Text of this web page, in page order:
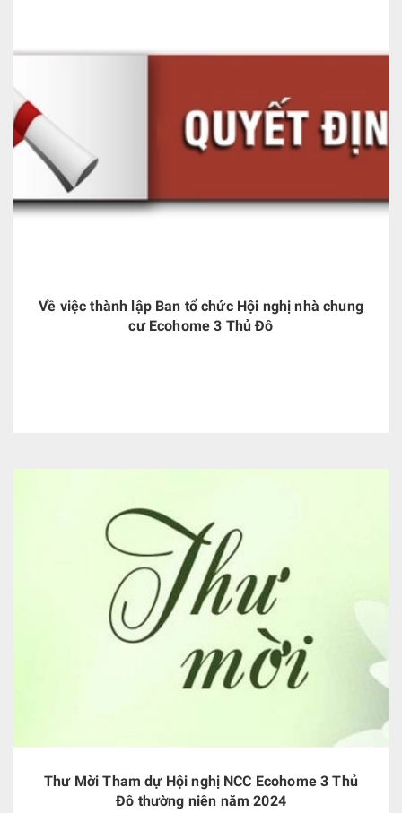
Về việc thành lập Ban tổ chức Hội nghị nhà chung
cư Ecohome 3 Thủ Đô
Thư Mời Tham dự Hội nghị NCC Ecohome 3 Thủ
Đô thường niên năm 2024